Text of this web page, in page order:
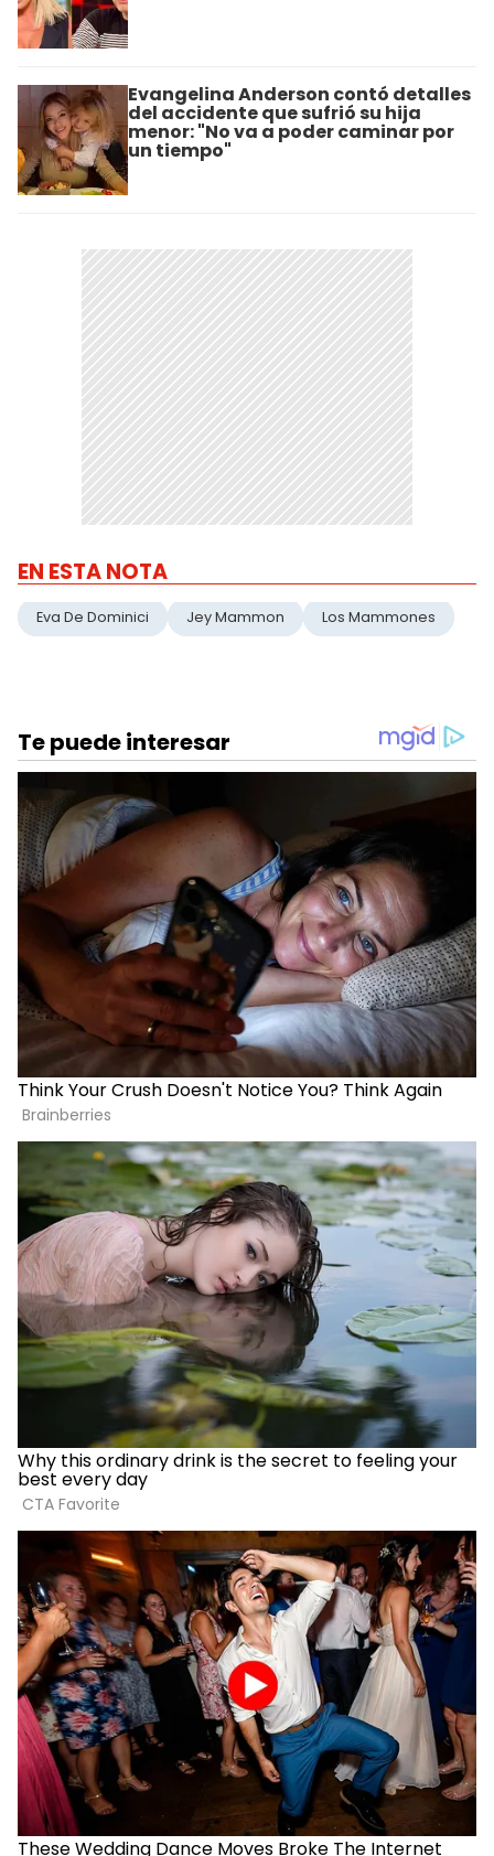
Evangelina Anderson contó detalles
del accidente que sufrió su hija
menor: "No va a poder caminar por
un tiempo"
EN ESTA NOTA
Eva De Dominici Jey Mammon Los Mammones